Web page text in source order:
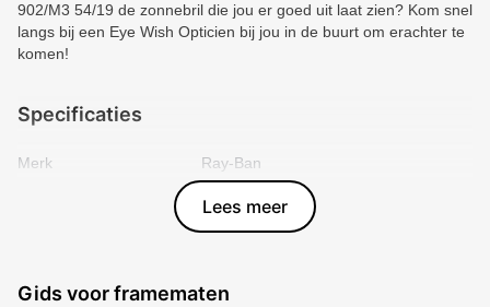
902/M3 54/19 de zonnebril die jou er goed uit laat zien? Kom snel
langs bij een Eye Wish Opticien bij jou in de buurt om erachter te
komen!
Specificaties
Merk
Ray-Ban
Artikelnummer
8056262834466
Lees meer
Gids voor framematen